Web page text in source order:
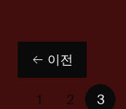
이전
1 2 3